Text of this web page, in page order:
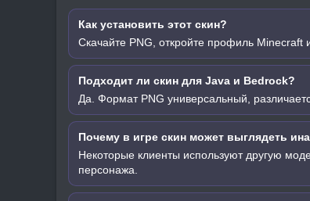
Как установить этот скин?
Скачайте PNG, откройте профиль Minecraft
Подходит ли скин для Java и Bedrock?
Да. Формат PNG универсальный,
Почему в игре скин может выглядеть
Некоторые клиенты используют другую
персонажа.